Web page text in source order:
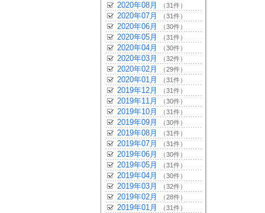
2020年08月 （31件）
2020年07月 （31件）
2020年06月 （30件）
2020年05月 （31件）
2020年04月 （30件）
2020年03月 （32件）
2020年02月 （29件）
2020年01月 （31件）
2019年12月 （31件）
2019年11月 （30件）
2019年10月 （31件）
2019年09月 （30件）
2019年08月 （31件）
2019年07月 （31件）
2019年06月 （30件）
2019年05月 （31件）
2019年04月 （30件）
2019年03月 （32件）
2019年02月 （28件）
2019年01月 （31件）